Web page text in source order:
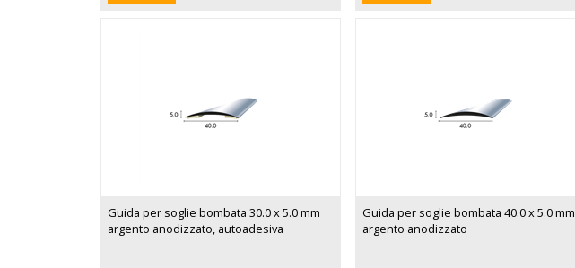
Guida per soglie bombata 30.0 x 5.0 mm
argento anodizzato, autoadesiva
Guida per soglie bombata 40.0 x 5.0 mm
argento anodizzato